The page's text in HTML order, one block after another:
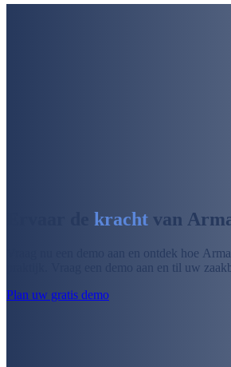
kracht van
Vraag nu een demo aan en ontdek hoe
praktijk. Vraag een demo aan en til uw
Plan uw gratis demo